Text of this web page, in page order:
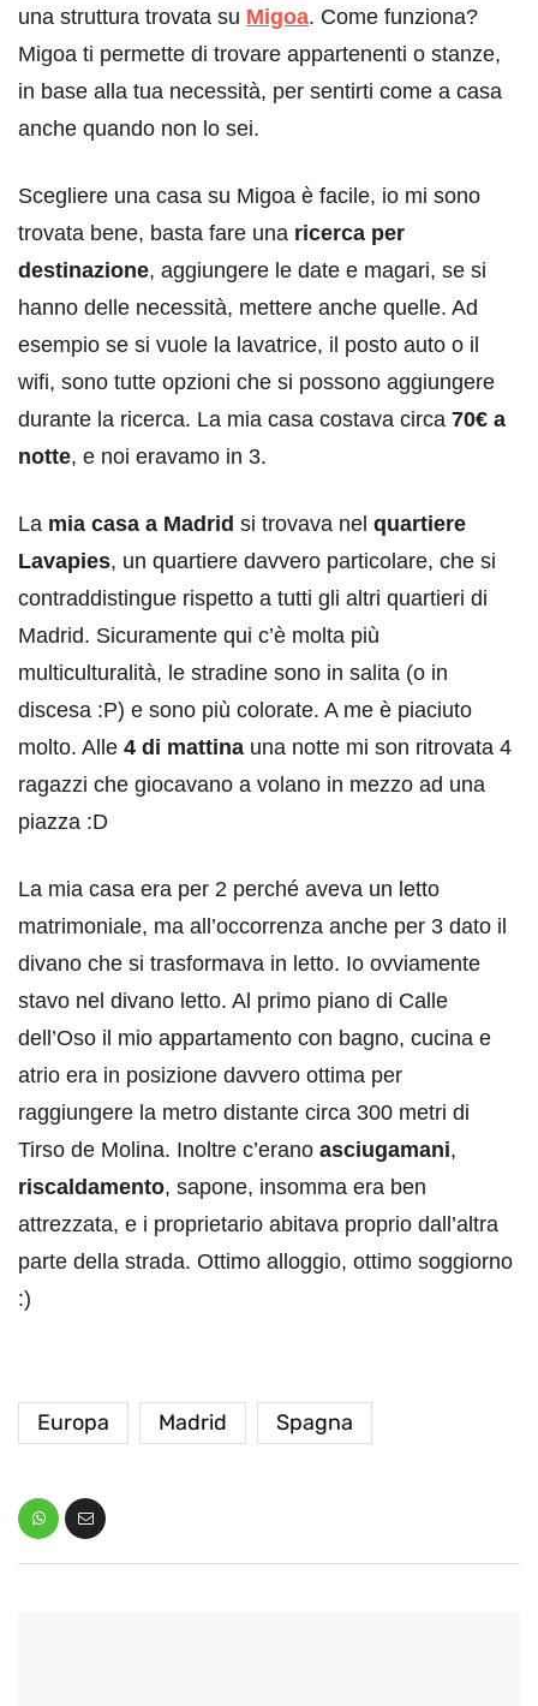
una struttura trovata su Migoa. Come funziona?
Migoa ti permette di trovare appartenenti o stanze,
in base alla tua necessità, per sentirti come a casa
anche quando non lo sei.
Scegliere una casa su Migoa è facile, io mi sono
trovata bene, basta fare una ricerca per
destinazione, aggiungere le date e magari, se si
hanno delle necessità, mettere anche quelle. Ad
esempio se si vuole la lavatrice, il posto auto o il
wifi, sono tutte opzioni che si possono aggiungere
durante la ricerca. La mia casa costava circa 70€ a
notte, e noi eravamo in 3.
La mia casa a Madrid si trovava nel quartiere
Lavapies, un quartiere davvero particolare, che si
contraddistingue rispetto a tutti gli altri quartieri di
Madrid. Sicuramente qui c’è molta più
multiculturalità, le stradine sono in salita (o in
discesa :P) e sono più colorate. A me è piaciuto
molto. Alle 4 di mattina una notte mi son ritrovata 4
ragazzi che giocavano a volano in mezzo ad una
piazza :D
La mia casa era per 2 perché aveva un letto
matrimoniale, ma all’occorrenza anche per 3 dato il
divano che si trasformava in letto. Io ovviamente
stavo nel divano letto. Al primo piano di Calle
dell’Oso il mio appartamento con bagno, cucina e
atrio era in posizione davvero ottima per
raggiungere la metro distante circa 300 metri di
Tirso de Molina. Inoltre c’erano asciugamani,
riscaldamento, sapone, insomma era ben
attrezzata, e i proprietario abitava proprio dall’altra
parte della strada. Ottimo alloggio, ottimo soggiorno
:)
Europa Madrid Spagna